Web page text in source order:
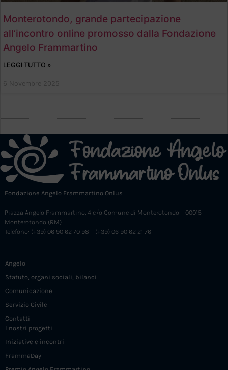
Monterotondo, grande partecipazione
all’incontro online promosso dalla Fondazione
Angelo Frammartino
LEGGI TUTTO »
6 Novembre 2025
Fondazione Angelo Frammartino Onlus
Piazza Angelo Frammartino, 4 c/o Comune di Monterotondo – 00015
Monterotondo (RM)
Telefono: (+39) 06 90 62 70 98 – (+39) 06 90 62 21 76
Angelo
Statuto, organi sociali, bilanci
Comunicazione
Servizio Civile
Contatti
I nostri progetti
Iniziative e incontri
FrammaDay